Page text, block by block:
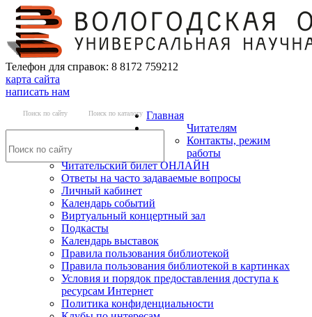
Телефон для справок: 8 8172 759212
карта сайта
написать нам
Поиск по сайту Поиск по каталогу Главная
Читателям
Контакты, режим
работы
Читательский билет ОНЛАЙН
Ответы на часто задаваемые вопросы
Личный кабинет
Календарь событий
Виртуальный концертный зал
Подкасты
Календарь выставок
Правила пользования библиотекой
Правила пользования библиотекой в картинках
Условия и порядок предоставления доступа к
ресурсам Интернет
Политика конфиденциальности